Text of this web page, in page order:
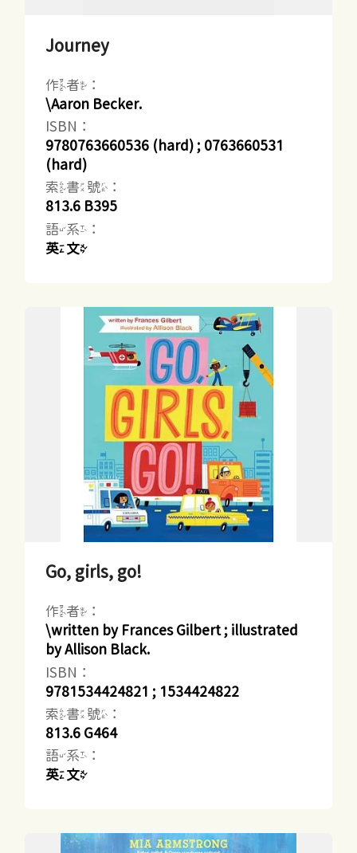
Journey
作者：
\Aaron Becker.
ISBN：
9780763660536 (hard) ; 0763660531
(hard)
索書號：
813.6 B395
語系：
英文
Go, girls, go!
作者：
\written by Frances Gilbert ; illustrated
by Allison Black.
ISBN：
9781534424821 ; 1534424822
索書號：
813.6 G464
語系：
英文